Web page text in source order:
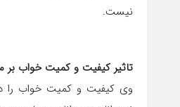
نیست.
تاثیر کیفیت و کمیت خواب بر
وی کیفیت و کمیت خواب را دو